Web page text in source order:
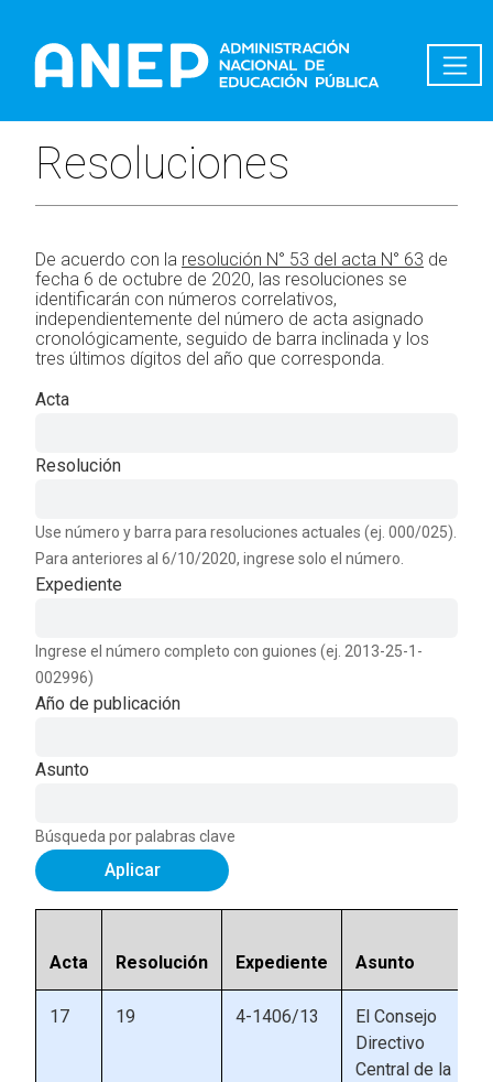
Resoluciones
De acuerdo con la resolución N° 53 del acta N° 63 de
fecha 6 de octubre de 2020, las resoluciones se
identificarán con números correlativos,
independientemente del número de acta asignado
cronológicamente, seguido de barra inclinada y los
tres últimos dígitos del año que corresponda.
Acta
Resolución
Use número y barra para resoluciones actuales (ej. 000/025).
Para anteriores al 6/10/2020, ingrese solo el número.
Expediente
Ingrese el número completo con guiones (ej. 2013-25-1-
002996)
Año de publicación
Asunto
Búsqueda por palabras clave
Aplicar
Acta Resolución Expediente Asunto
17 19 4-1406/13
El Consejo
Directivo
Central de la